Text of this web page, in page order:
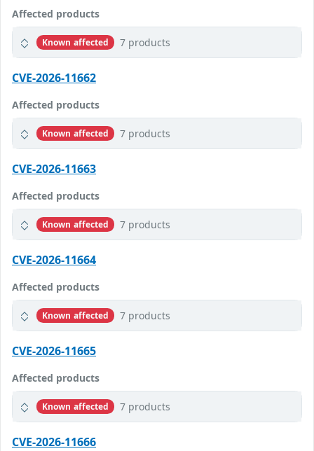
Affected products
Known affected 7 products
CVE-2026-11662
Affected products
Known affected 7 products
CVE-2026-11663
Affected products
Known affected 7 products
CVE-2026-11664
Affected products
Known affected 7 products
CVE-2026-11665
Affected products
Known affected 7 products
CVE-2026-11666